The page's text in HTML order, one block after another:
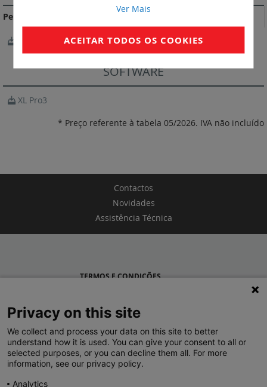
Perfil ambiental do produto
LGRP-2014-115-V1-EN.pdf
SOFTWARE
XL Pro3
* Preço referente à tabela 05/2026. IVA não incluído
Contactos
Novidades
Assistência Técnica
Ver Mais
ACEITAR TODOS OS COOKIES
TERMOS E CONDIÇÕES
LEGRAND PORTUGAL
GRUPO LEGRAND NO MUNDO
Privacy on this site
We collect and process your data on this site to better
understand how it is used. You can give your consent to all or
selected purposes, or you can decline them all. For more
information, see our privacy policy.
Analytics